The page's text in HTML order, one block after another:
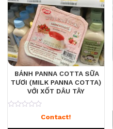
BÁNH PANNA COTTA SỮA
TƯƠI (MILK PANNA COTTA)
VỚI XỐT DÂU TÂY
Contact!